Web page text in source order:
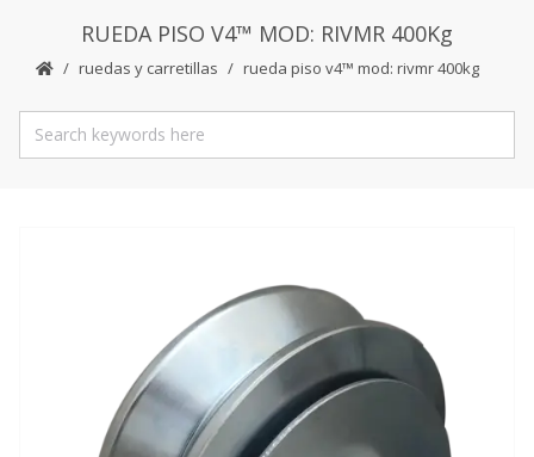
RUEDA PISO V4™ MOD: RIVMR 400Kg
ruedas y carretillas rueda piso v4™ mod: rivmr 400kg